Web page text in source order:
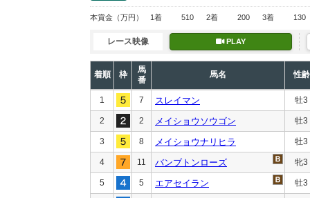
本賞金 （万円） 1着 510 2着 200 3着 130
レース映像 PLAY
着順 枠
馬
番
馬名 性齢
1 7 スレイマン 牡3
2 2 メイショウソウゴン 牡3
3 8 メイショウナリヒラ 牡3
4 11 バンブトンローズ 牝3
5 5 エアセイラン 牡3